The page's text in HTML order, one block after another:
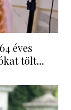
éves
tölt...